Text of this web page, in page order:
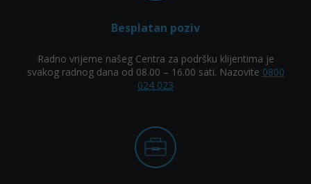
Besplatan poziv
Radno vrijeme našeg Centra za podršku klijentima je
svakog radnog dana od 08.00 – 16.00 sati. Nazovite 0800
024 023